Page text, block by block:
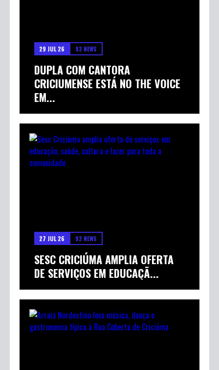
29 JUL 26 92 NEWS
DUPLA COM CANTORA
CRICIUMENSE ESTÁ NO THE VOICE
EM...
27 JUL 26 92 NEWS
SESC CRICIÚMA AMPLIA OFERTA
DE SERVIÇOS EM EDUCAÇÃ...